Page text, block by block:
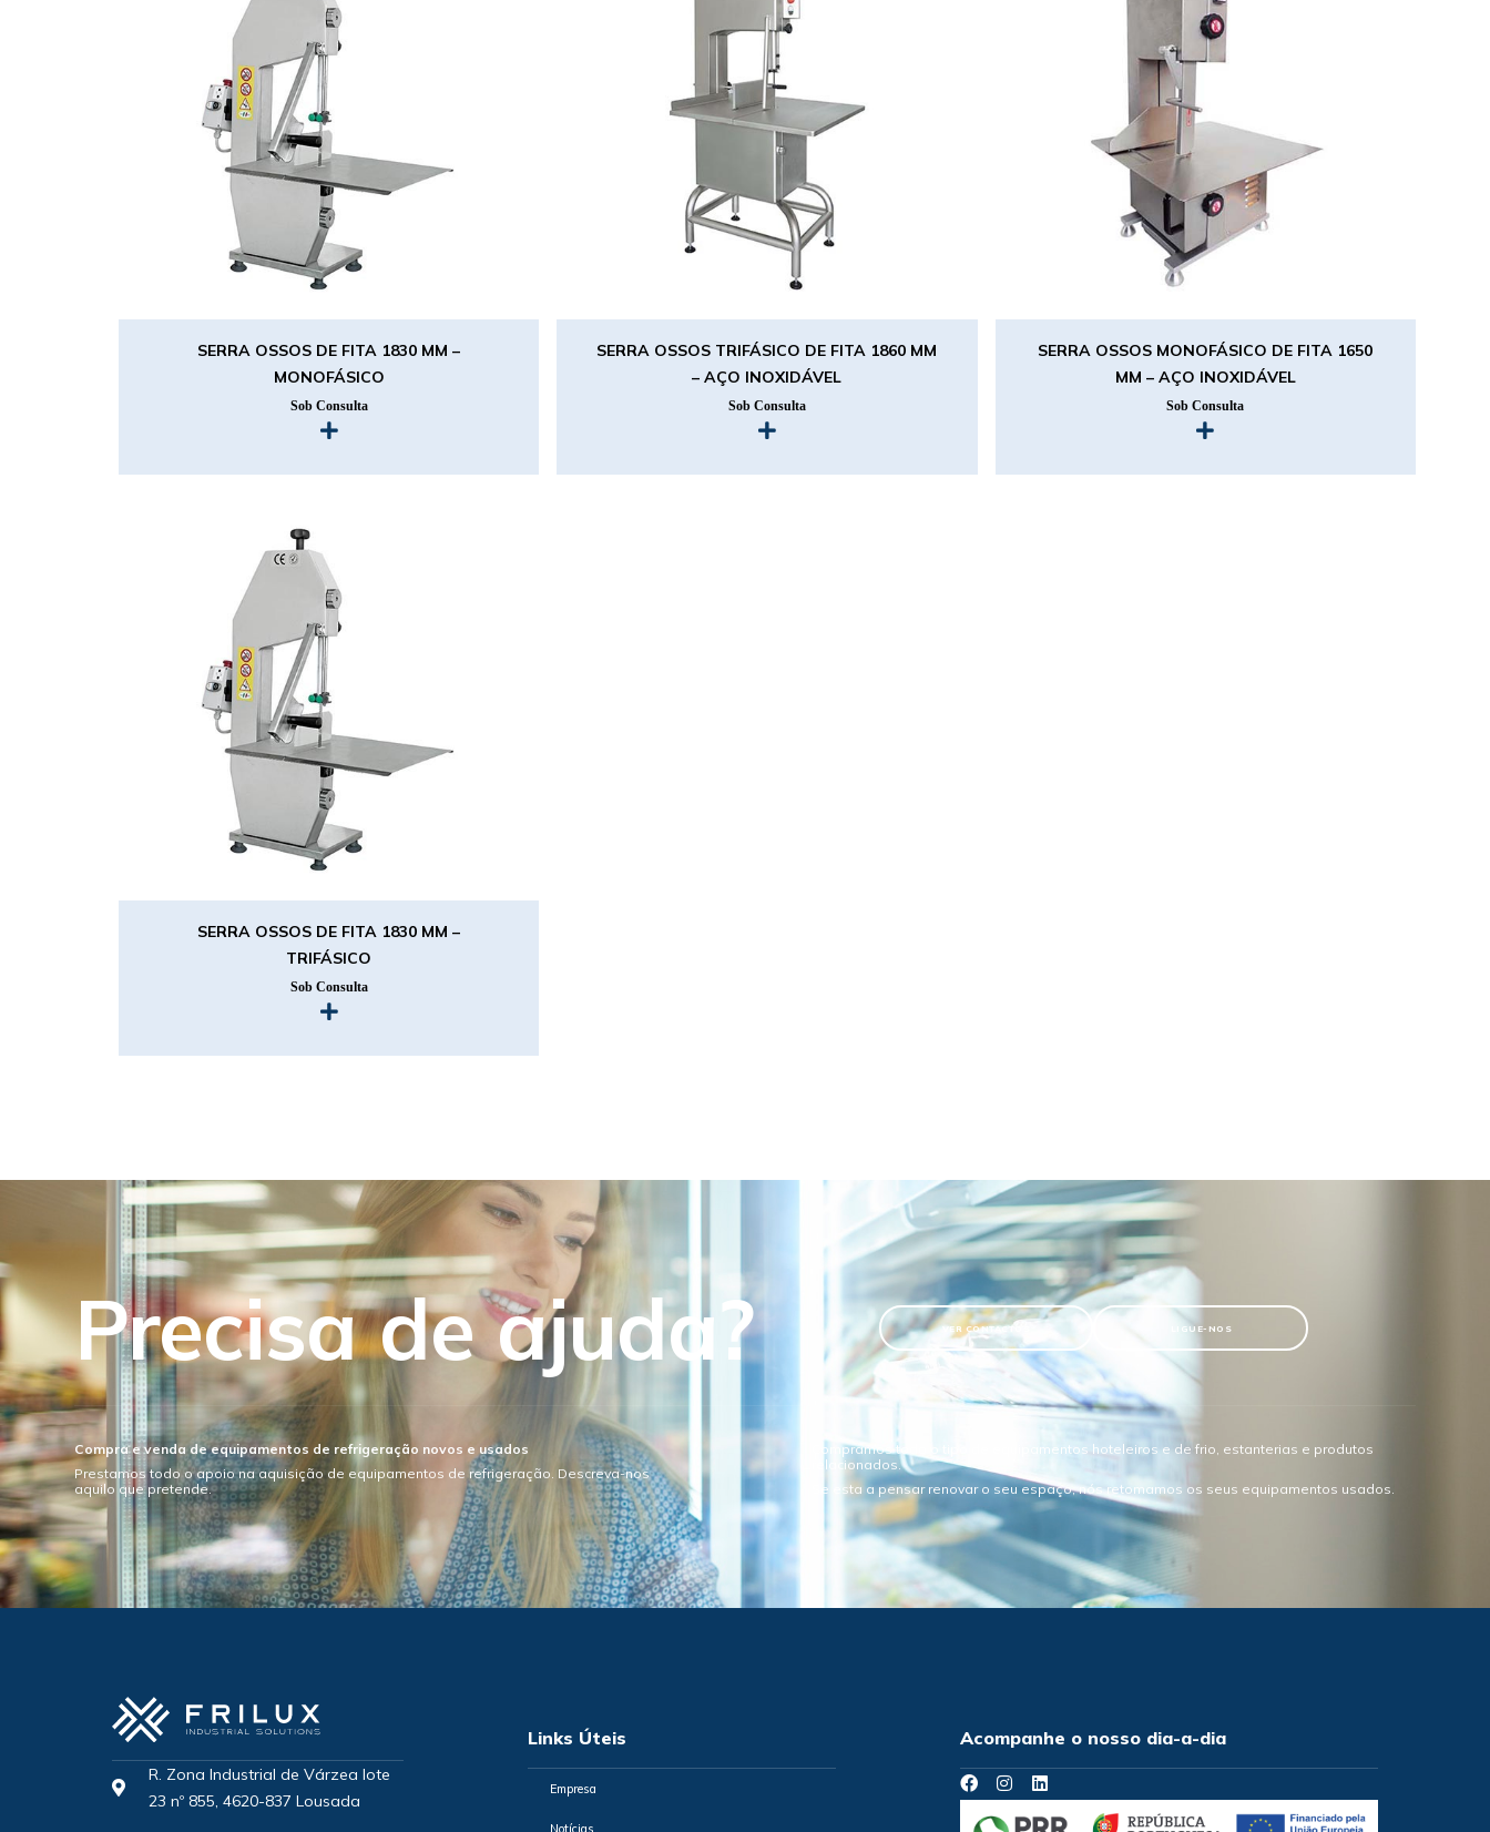
SERRA OSSOS DE FITA 1830 MM –
MONOFÁSICO
Sob Consulta
SERRA OSSOS TRIFÁSICO DE FITA 1860 MM
– AÇO INOXIDÁVEL
Sob Consulta
SERRA OSSOS MONOFÁSICO DE FITA 1650
MM – AÇO INOXIDÁVEL
Sob Consulta
SERRA OSSOS DE FITA 1830 MM –
TRIFÁSICO
Sob Consulta
Precisa de ajuda? VER CONTACTOS LIGUE-NOS
Compra e venda de equipamentos de refrigeração novos e usados
Prestamos todo o apoio na aquisição de equipamentos de refrigeração. Descreva-nos
aquilo que pretende.
Compramos todo o tipo de equipamentos hoteleiros e de frio, estanterias e produtos
relacionados.
Se esta a pensar renovar o seu espaço, nós retomamos os seus equipamentos usados.
R. Zona Industrial de Várzea lote
23 nº 855, 4620-837 Lousada
Links Úteis
Empresa
Notícias
Acompanhe o nosso dia-a-dia